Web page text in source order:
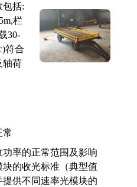
包括:
栏
30-
符合
轴荷
常
率的正常范围及影响
的收光标准（典型值
提供不同速率光模块的